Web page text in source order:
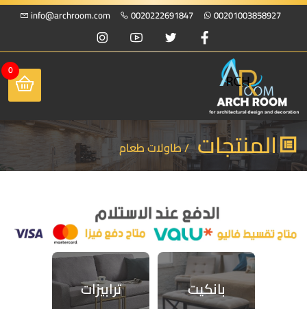
00201003858927
0020222691847
info@archroom.com
0
المنتجات / طاولات طعام
بانكيت ترابيزات